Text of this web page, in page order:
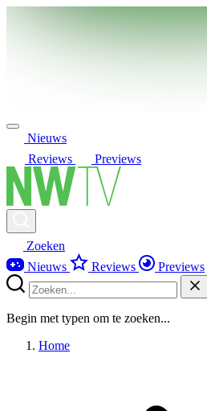
Nieuws
Reviews
Previews
Zoeken
Nieuws
Reviews Previews
Begin met typen om te zoeken...
Home